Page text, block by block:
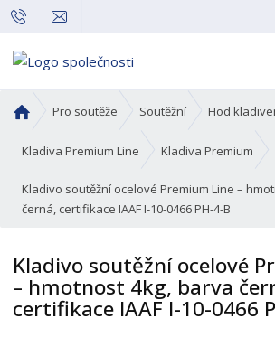
o
n
í
r
a
n
Pro soutěže Soutěžní Hod
Kladiva Premium Line Kladiva Premium
Kladivo soutěžní ocelové Premium Line –
černá, certifikace IAAF I-10-0466 PH-4-B
Kladivo soutěžní ocelové
– hmotnost 4kg, barva
certifikace IAAF I-10-0466